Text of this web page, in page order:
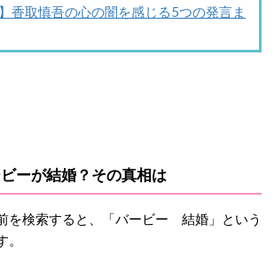
香取慎吾の心の闇を感じる5つの発言ま
ーが結婚？その真相は
を検索すると、「バービー 結婚」という